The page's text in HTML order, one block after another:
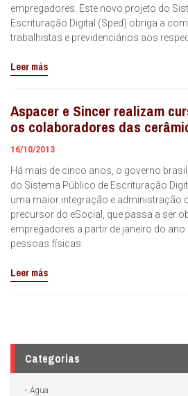
empregadores. Este novo projeto do
Escrituração Digital (Sped) obriga a
trabalhistas e previdenciários aos
Leer más
Aspacer e Sincer realizam
os colaboradores das
16/10/2013
Há mais de cinco anos, o governo
do Sistema Público de Escrituração
uma maior integração e administração
precursor do eSocial, que passa a ser
empregadores a partir de janeiro do ano
pessoas físicas
Leer más
Categorias
Água